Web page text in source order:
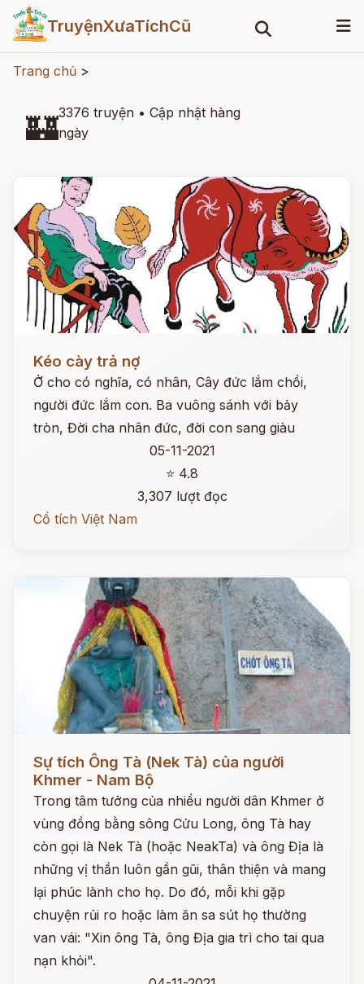
TruyệnXưaTíchCũ
Trang chủ >
🏰3376 truyện • Cập nhật hàng
ngày
Kéo cày trả nợ
Ở cho có nghĩa, có nhân, Cây đức lắm chồi,
người đức lắm con. Ba vuông sánh với bảy
tròn, Đời cha nhân đức, đời con sang giàu
05-11-2021
⭐ 4.8
3,307 lượt đọc
Cổ tích Việt Nam
Sự tích Ông Tà (Nek Tà) của người
Khmer - Nam Bộ
Trong tâm tưởng của nhiều người dân Khmer ở
vùng đồng bằng sông Cửu Long, ông Tà hay
còn gọi là Nek Tà (hoặc NeakTa) và ông Địa là
những vị thần luôn gần gũi, thân thiện và mang
lại phúc lành cho họ. Do đó, mỗi khi gặp
chuyện rủi ro hoặc làm ăn sa sút họ thường
van vái: "Xin ông Tà, ông Địa gia trì cho tai qua
nạn khỏi".